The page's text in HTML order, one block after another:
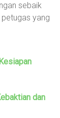
sebaik
yang
dan